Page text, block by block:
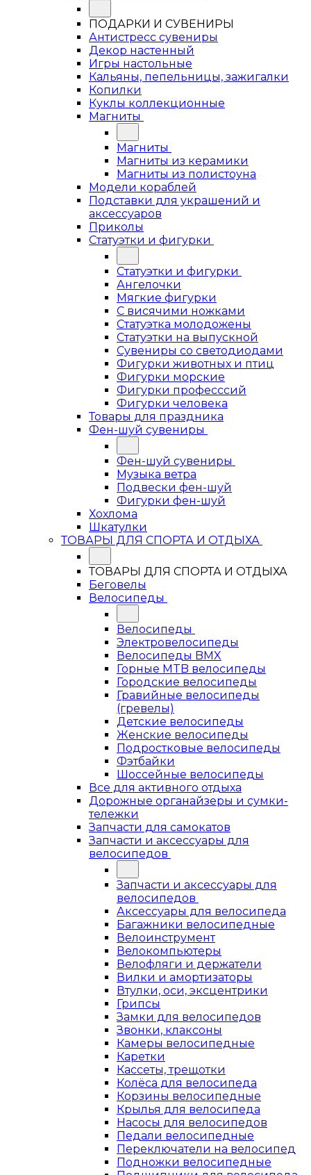
ПОДАРКИ И СУВЕНИРЫ
Антистресс сувениры
Декор настенный
Игры настольные
Кальяны, пепельницы, зажигалки
Копилки
Куклы коллекционные
Магниты
Магниты
Магниты из керамики
Магниты из полистоуна
Модели кораблей
Подставки для украшений и
аксессуаров
Приколы
Статуэтки и фигурки
Статуэтки и фигурки
Ангелочки
Мягкие фигурки
С висячими ножками
Статуэтка молодожены
Статуэтки на выпускной
Сувениры со светодиодами
Фигурки животных и птиц
Фигурки морские
Фигурки професссий
Фигурки человека
Товары для праздника
Фен-шуй сувениры
Фен-шуй сувениры
Музыка ветра
Подвески фен-шуй
Фигурки фен-шуй
Хохлома
Шкатулки
ТОВАРЫ ДЛЯ СПОРТА И ОТДЫХА
ТОВАРЫ ДЛЯ СПОРТА И ОТДЫХА
Беговелы
Велосипеды
Велосипеды
Электровелосипеды
Велосипеды BMX
Горные MTB велосипеды
Городские велосипеды
Гравийные велосипеды
(гревелы)
Детские велосипеды
Женские велосипеды
Подростковые велосипеды
Фэтбайки
Шоссейные велосипеды
Все для активного отдыха
Дорожные органайзеры и сумки-
тележки
Запчасти для самокатов
Запчасти и аксессуары для
велосипедов
Запчасти и аксессуары для
велосипедов
Аксессуары для велосипеда
Багажники велосипедные
Велоинструмент
Велокомпьютеры
Велофляги и держатели
Вилки и амортизаторы
Втулки, оси, эксцентрики
Грипсы
Замки для велосипедов
Звонки, клаксоны
Камеры велосипедные
Каретки
Кассеты, трещотки
Колёса для велосипеда
Корзины велосипедные
Крылья для велосипеда
Насосы для велосипедов
Педали велосипедные
Переключатели на велосипед
Подножки велосипедные